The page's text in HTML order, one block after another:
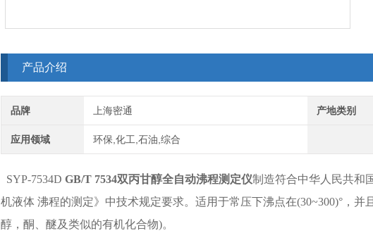
产品介绍
品牌 上海密通 产地类别
应用领域 环保,化工,石油,综合
SYP-7534D GB/T 7534双丙甘醇全自动沸程测定仪制造符合中华人民共和
机液体 沸程的测定》中技术规定要求。适用于常压下沸点在(30~300)°，并
醇，酮、醚及类似的有机化合物)。